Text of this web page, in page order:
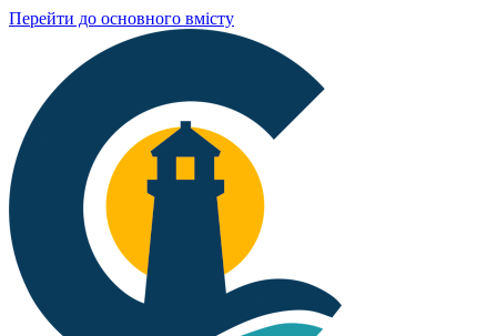
Перейти до основного вмісту